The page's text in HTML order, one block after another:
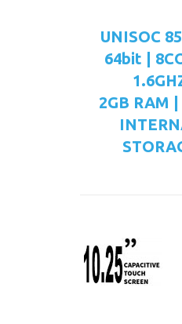
UNISOC
64bit |
2GB RAM |